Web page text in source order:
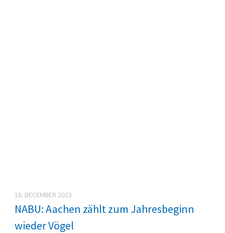
16. DECEMBER 2023
NABU: Aachen zählt zum Jahresbeginn
wieder Vögel